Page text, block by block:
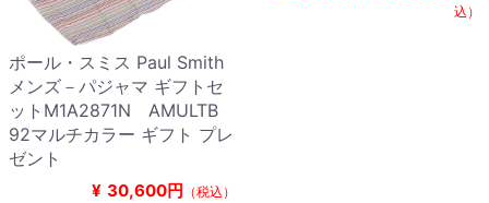
ポール・スミス Paul Smith
メンズ－パジャマ ギフトセ
ットM1A2871N AMULTB
92マルチカラー ギフト プレ
ゼント
¥ 30,600円 （税込）
込）